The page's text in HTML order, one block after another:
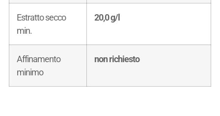
Estratto secco
min.
20,0 g/l
Affinamento
minimo
non richiesto